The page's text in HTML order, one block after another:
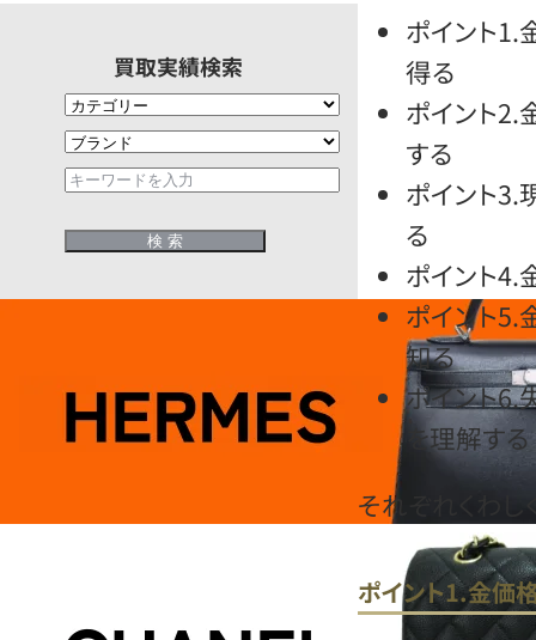
買取実績検索
ポイント
得る
ポイント
する
ポイント
る
ポイント
ポイント
知る
ポイント
を理解する
それぞれくわし
ポイント1.金価